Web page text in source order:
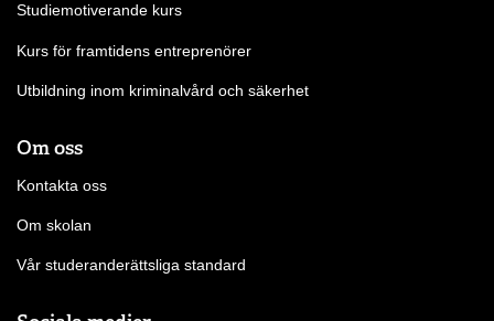
Studiemotiverande kurs
Kurs för framtidens entreprenörer
Utbildning inom kriminalvård och säkerhet
Om oss
Kontakta oss
Om skolan
Vår studeranderättsliga standard